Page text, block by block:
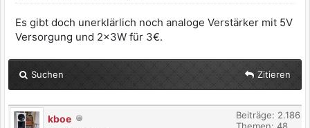
Es gibt doch unerklärlich noch analoge Verstärker mit 5V
Versorgung und 2x3W für 3€.
Suchen Zitieren
kboe
Beiträge: 2.186